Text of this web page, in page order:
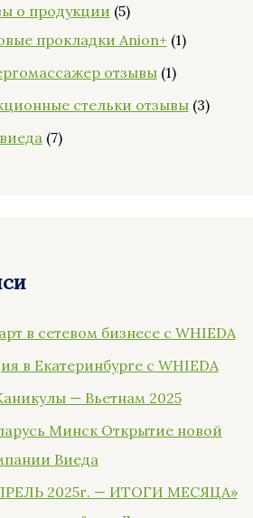
о продукции (5)
прокладки Anion+ (1)
отзывы(1)
стельки отзывы(3)
(7)
в сетевом бизнесе с WHIEDA
в Екатеринбурге с WHIEDA
— Вьетнам 2025
Минск Открытие новой
Виеда
2025г. — ИТОГИ МЕСЯЦА»